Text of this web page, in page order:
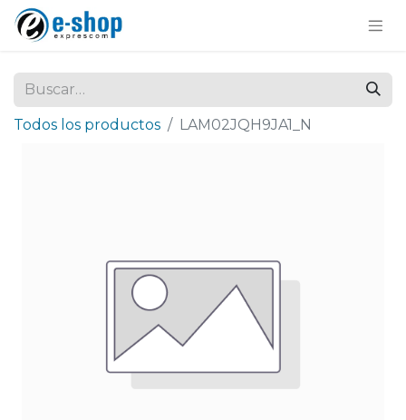
Todos los productos LAM02JQH9JA1_N